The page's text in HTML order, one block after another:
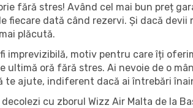
fără stres! Având cel mai bun preț
fiecare dată când rezervi. Și dacă devii
plăcută.
imprevizibilă, motiv pentru care îți
ultimă oră fără stres. Ai nevoie de o
te ajute, indiferent dacă ai întrebări
cu zborul Wizz Air Malta de la